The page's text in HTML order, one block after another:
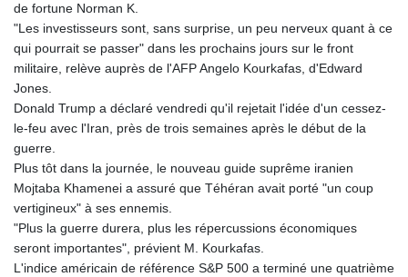
de fortune Norman K.
"Les investisseurs sont, sans surprise, un peu nerveux quant à ce
qui pourrait se passer" dans les prochains jours sur le front
militaire, relève auprès de l'AFP Angelo Kourkafas, d'Edward
Jones.
Donald Trump a déclaré vendredi qu'il rejetait l'idée d'un cessez-
le-feu avec l'Iran, près de trois semaines après le début de la
guerre.
Plus tôt dans la journée, le nouveau guide suprême iranien
Mojtaba Khamenei a assuré que Téhéran avait porté "un coup
vertigineux" à ses ennemis.
"Plus la guerre durera, plus les répercussions économiques
seront importantes", prévient M. Kourkafas.
L'indice américain de référence S&P 500 a terminé une quatrième